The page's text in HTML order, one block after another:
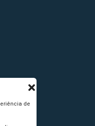
de